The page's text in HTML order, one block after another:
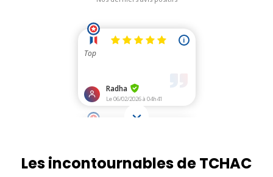
Les incontournables de TCHAC